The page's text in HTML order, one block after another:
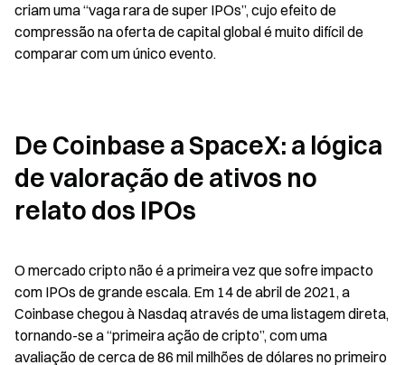
criam uma “vaga rara de super IPOs”, cujo efeito de
compressão na oferta de capital global é muito difícil de
comparar com um único evento.
De Coinbase a SpaceX: a lógica
de valoração de ativos no
relato dos IPOs
O mercado cripto não é a primeira vez que sofre impacto
com IPOs de grande escala. Em 14 de abril de 2021, a
Coinbase chegou à Nasdaq através de uma listagem direta,
tornando-se a “primeira ação de cripto”, com uma
avaliação de cerca de 86 mil milhões de dólares no primeiro